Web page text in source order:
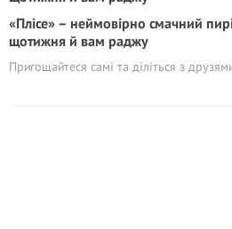
«Плісе» – неймовірно смачний
щотижня й вам раджу
Пригощайтеся самі та діліться з